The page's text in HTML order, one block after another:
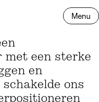
Menu
met een sterke
en
ons